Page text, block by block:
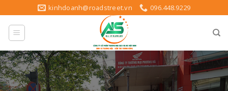
to
content
kinhdoanh@roadstreet.vn 096.448.9229